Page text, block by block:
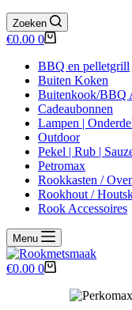
Zoeken
Winkelwagen
€0.00 0
BBQ en pelletgrill
Buiten Koken
Buitenkook/BBQ
Cadeaubonnen
Lampen |
Outdoor
Pekel | Rub |
Petromax
Rookkasten /
Rookhout /
Rook Accessoires
Menu
Winkelwagen
€0.00 0